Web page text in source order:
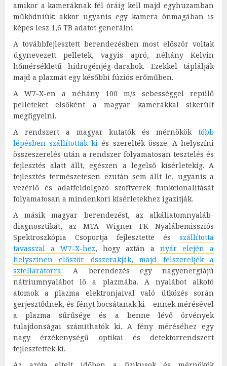
amikor a kameráknak fél óráig kell majd egyhuzamban
működniük: akkor ugyanis egy kamera önmagában is
képes lesz 1,6 TB adatot generálni.
A továbbfejlesztett berendezésben most először voltak
úgynevezett pelletek, vagyis apró, néhány Kelvin
hőmérsékletű hidrogénjég-darabok. Ezekkel táplálják
majd a plazmát egy későbbi fúziós erőműben.
A W7-X-en a néhány 100 m/s sebességgel repülő
pelleteket elsőként a magyar kamerákkal sikerült
megfigyelni.
A rendszert a magyar kutatók és mérnökök több
lépésben szállították ki és szerelték össze. A helyszíni
összeszerelés után a rendszer folyamatosan tesztelés és
fejlesztés alatt állt, egészen a legelső kísérletekig. A
fejlesztés természetesen ezután sem állt le, ugyanis a
vezérlő és adatfeldolgozó szoftverek funkcionalitását
folyamatosan a mindenkori kísérletekhez igazítják.
A másik magyar berendezést, az alkáliatomnyaláb-
diagnosztikát, az MTA Wigner FK Nyalábemissziós
Spektroszkópia Csoportja fejlesztette és szállította
tavasszal a W7-X-hez, hogy aztán a nyár elején a
helyszínen először összerakják, majd felszereljék a
sztellarátorra. A berendezés egy nagyenergiájú
nátriumnyalábot lő a plazmába. A nyalábot alkotó
atomok a plazma elektronjaival való ütközés során
gerjesztődnek, és fényt bocsátanak ki – ennek mérésével
a plazma sűrűsége és a benne lévő örvények
tulajdonságai számíthatók ki. A fény méréséhez egy
nagy érzékenységű optikai és detektorrendszert
fejlesztettek ki.